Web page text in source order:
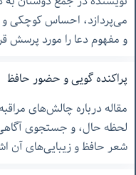
می‌پردازد، احساس کوچکی و
و مفهوم دعا را مورد پرسش
پراکنده گویی و حضور حافظ
مقاله درباره چالش‌های
لحظه حال، و جستجوی
شعر حافظ و زیبایی‌های آن